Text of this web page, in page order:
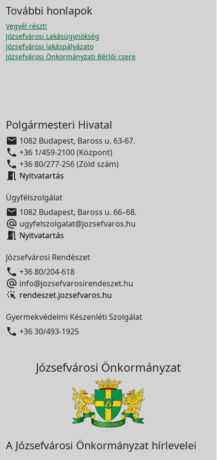
További honlapok
Vegyél részt!
Józsefvárosi Lakásügynökség
Józsefvárosi lakáspályázato
Józsefvárosi Önkormányzati Bérlői csere
Polgármesteri Hivatal
 1082 Budapest, Baross u. 63-67.
 +36 1/459-2100 (Központ)
 +36 80/277-256 (Zöld szám)
 Nyitvatartás
Ügyfélszolgálat
 1082 Budapest, Baross u. 66–68.
 ugyfelszolgalat@jozsefvaros.hu
 Nyitvatartás
Józsefvárosi Rendészet
 +36 80/204-618
 info@jozsefvarosirendeszet.hu
rendeszet.jozsefvaros.hu
Gyermekvédelmi Készenléti Szolgálat
 +36 30/493-1925
Józsefvárosi Önkormányzat
A Józsefvárosi Önkormányzat hírlevelei